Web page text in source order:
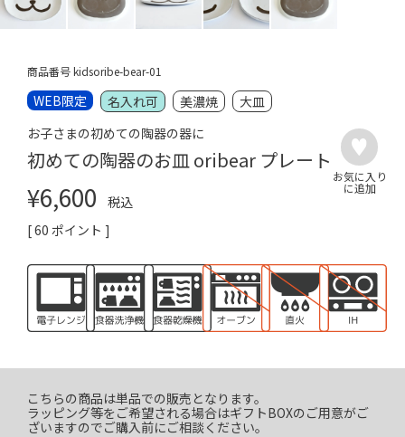
商品番号kidsoribe-bear-01
WEB限定 名入れ可 美濃焼
大皿
お子さまの初めての陶器の器に
初めての陶器のお皿 oribear プレート
¥6,600
税込
[60 ポイント ]
こちらの商品は単品での販売となります。
ラッピング等をご希望される場合はギフトBOXのご用意がご
ざいますのでご購入前にご相談ください。